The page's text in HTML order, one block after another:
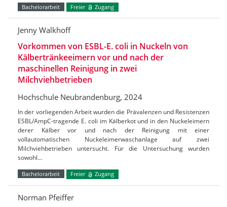
Bachelorarbeit Freier Zugang
Jenny Walkhoff
Vorkommen von ESBL-E. coli in Nuckeln von
Kälbertränkeeimern vor und nach der
maschinellen Reinigung in zwei
Milchviehbetrieben
Hochschule Neubrandenburg, 2024
In der vorliegenden Arbeit wurden die Prävalenzen und Resistenzen
ESBL/AmpC-tragende E. coli im Kälberkot und in den Nuckeleimern
derer Kälber vor und nach der Reinigung mit einer
vollautomatischen Nuckeleimerwaschanlage auf zwei
Milchviehbetrieben untersucht. Für die Untersuchung wurden
sowohl…
Bachelorarbeit Freier Zugang
Norman Pfeiffer